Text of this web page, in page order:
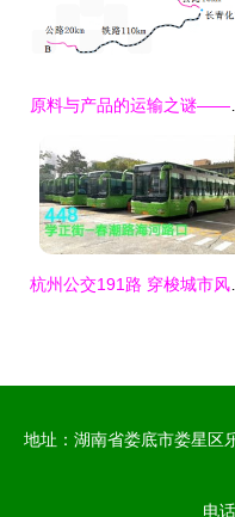
地址：湖南省娄底市娄星区
电